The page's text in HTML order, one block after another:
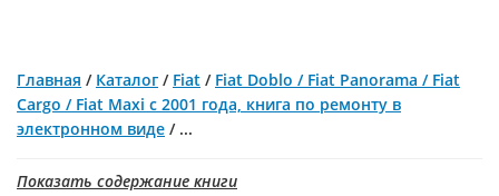
Главная / Каталог / Fiat / Fiat Doblo / Fiat Panorama / Fiat
Cargo / Fiat Maxi с 2001 года, книга по ремонту в
электронном виде / ...
Показать содержание книги